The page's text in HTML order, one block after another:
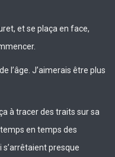
et se plaça en face,
l’âge. J’aimerais être plus
à tracer des traits sur sa
en temps des
presque